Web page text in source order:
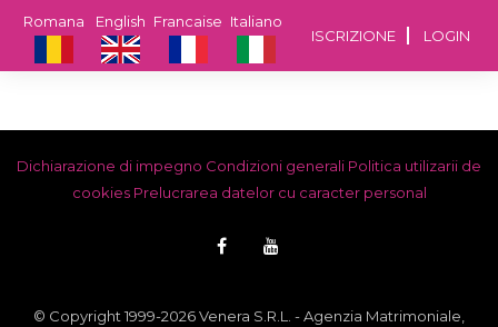
ISCRIZIONE LOGIN
Italiano
Francaise
English
Romana
Dichiarazione di impegno Condizioni generali Politica utilizarii de
cookies Prelucrarea datelor cu caracter personal
© Copyright 1999-2026 Venera S.R.L. - Agenzia Matrimoniale,